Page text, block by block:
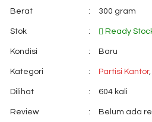
Berat : 300 gram
Stok : Ready
Kondisi : Baru
Kategori : Partisi Kantor,
Dilihat : 604 kali
Review : Belum ada